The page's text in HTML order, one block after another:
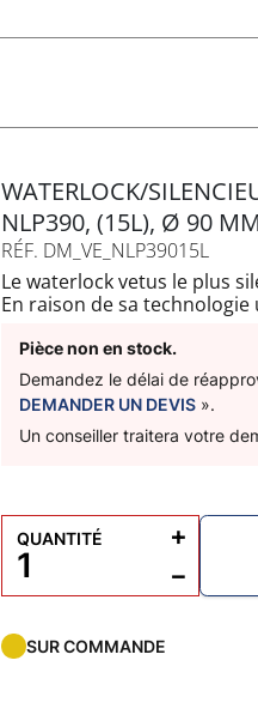
WATERLOCK/
NLP390, (15L), Ø 90
RÉF. DM_VE_NLP39015L
Le waterlock vetus le plus
En raison de sa
chambres rotatives et ses
et rapide même dans les
Livré avec 2 sangles de
Capacité : 15L
A : 1200mm
D: 90mm
Pièce non en stock.
Demandez le délai de
DEMANDER UN DEVIS ».
Un conseiller traitera votre
SUR COMMANDE
QUANTITÉ
−
+